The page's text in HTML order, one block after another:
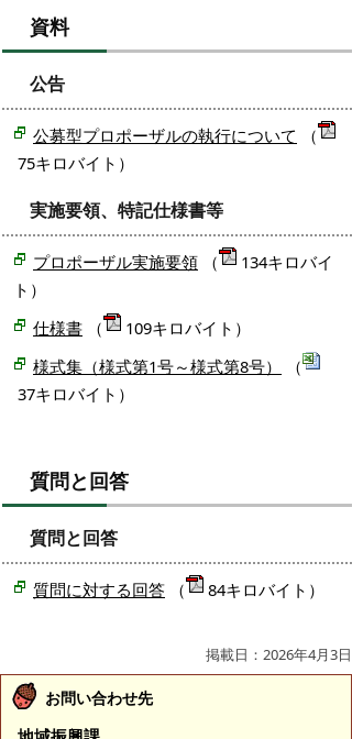
資料
公告
公募型プロポーザルの執行について （
75キロバイト）
実施要領、特記仕様書等
プロポーザル実施要領 （
134キロバイ
ト）
仕様書 （
109キロバイト）
様式集（様式第1号～様式第8号）
（
37キロバイト）
質問と回答
質問と回答
質問に対する回答 （ 84キロバイト）
掲載日：2026年4月3日
お問い合わせ先